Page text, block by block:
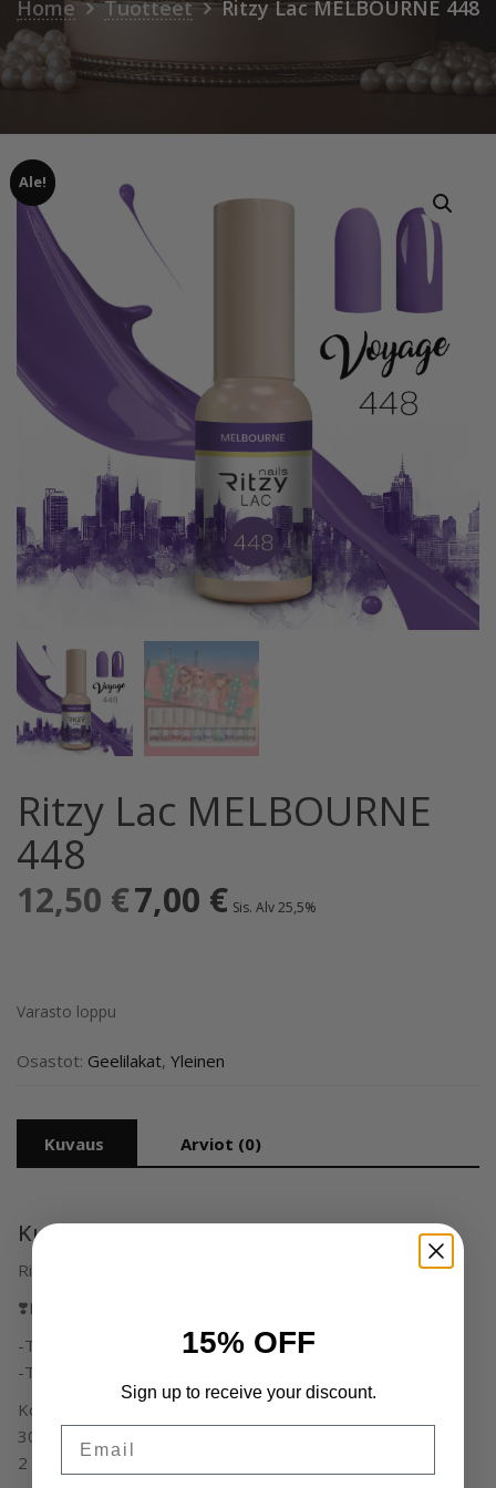
Home Tuotteet Ritzy Lac MELBOURNE 448
Ale!
Ritzy Lac MELBOURNE
448
12,50 € Alkuperäinen
hinta
7,00 €Nykyinen
hinta
Sis. Alv 25,5%
Varasto loppu
Osastot: Geelilakat, Yleinen
Kuvaus Arviot (0)
Kuvaus
Ritzy Nails Lac ”Voyage” 🍁🍂✨️
❣️Hema-vapaa!
-Täydellinen koostumus.
-Täydellinen pigmentaatio (1-2 kerrosta)
Kovettumisaika –
30 sek. Led (48W) ja
2 min. UV (36W)
15% OFF
Sign up to receive your discount.